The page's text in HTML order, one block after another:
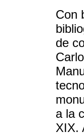
Con
de
a la
XIX.